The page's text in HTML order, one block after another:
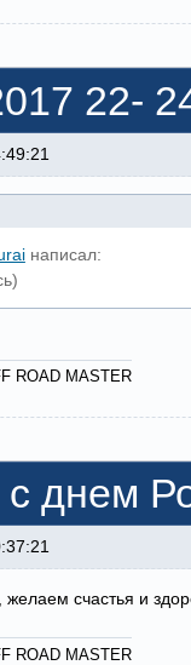
22-
написал:
ROAD MASTER
днем
счастья и
ROAD MASTER